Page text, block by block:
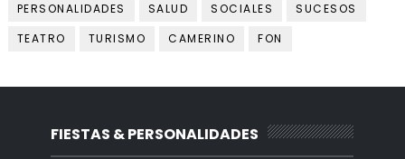
PERSONALIDADES
SALUD SOCIALES
SUCESOS
TEATRO
TURISMO CAMERINO FON
FIESTAS & PERSONALIDADES